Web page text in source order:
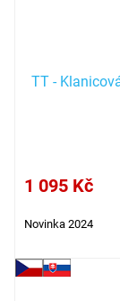
TT -
1 095 Kč
Novinka 2024